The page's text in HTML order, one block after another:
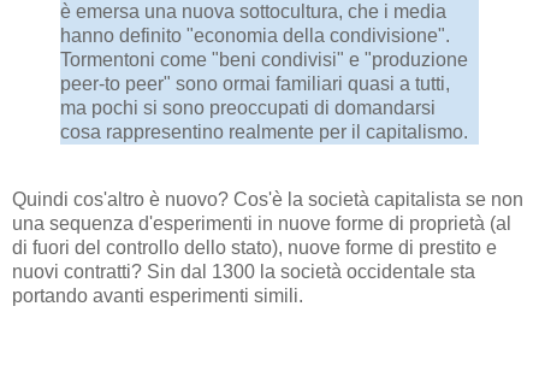
è emersa una nuova sottocultura, che i media
hanno definito "economia della condivisione".
Tormentoni come "beni condivisi" e "produzione
peer-to peer" sono ormai familiari quasi a tutti,
ma pochi si sono preoccupati di domandarsi
cosa rappresentino realmente per il capitalismo.
Quindi cos'altro è nuovo? Cos'è la società capitalista se non
una sequenza d'esperimenti in nuove forme di proprietà (al
di fuori del controllo dello stato), nuove forme di prestito e
nuovi contratti? Sin dal 1300 la società occidentale sta
portando avanti esperimenti simili.